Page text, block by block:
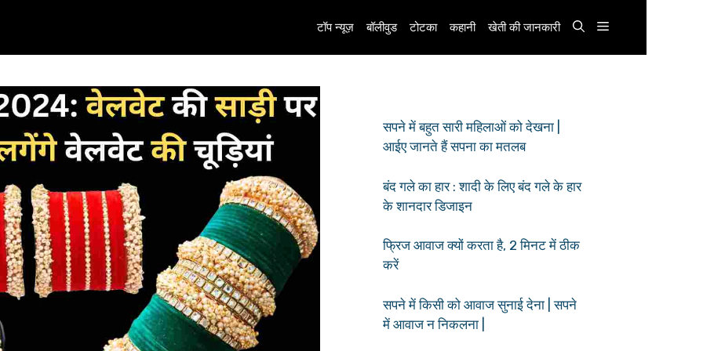
टॉप न्यूज़ बॉलीवुड टोटका कहानी खेती की जानकारी
सपने में बहुत सारी महिलाओं को देखना |
आईए जानते हैं सपना का मतलब
बंद गले का हार : शादी के लिए बंद गले के हार
के शानदार डिजाइन
फ्रिज आवाज क्यों करता है, 2 मिनट में ठीक
करें
सपने में किसी को आवाज सुनाई देना | सपने
में आवाज न निकलना |